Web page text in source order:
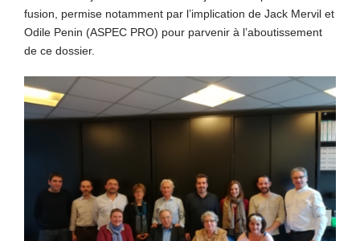
fusion, permise notamment par l’implication de Jack Mervil et
Odile Penin (ASPEC PRO) pour parvenir à l’aboutissement
de ce dossier.